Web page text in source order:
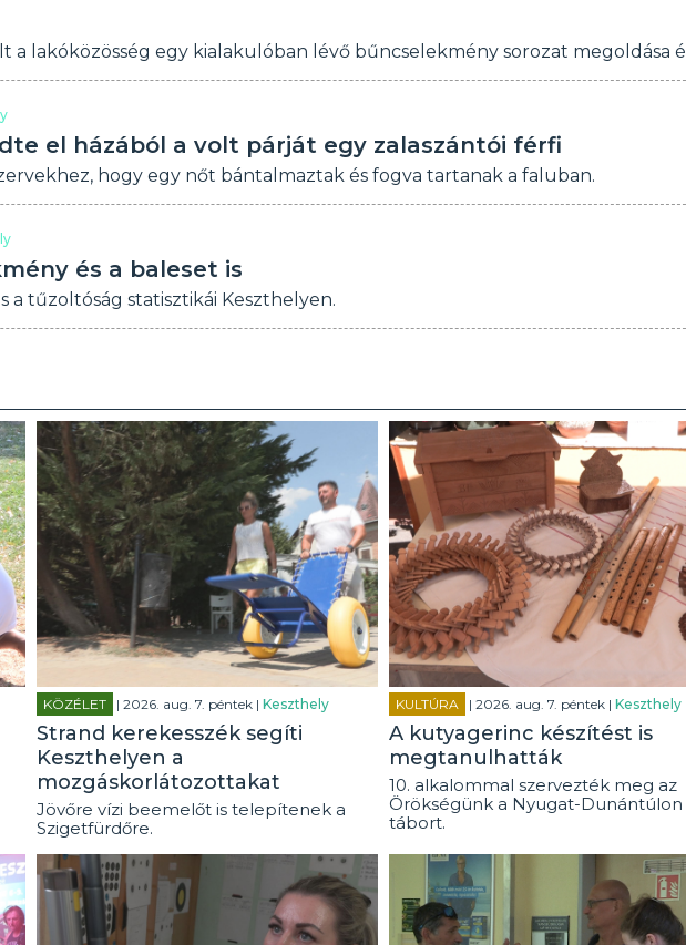
lakóközösség egy kialakulóban lévő bűncselekmény sorozat megoldása é
el házából a volt párját egy zalaszántói férfi
hogy egy nőt bántalmaztak és fogva tartanak a faluban.
és a baleset is
a tűzoltóság statisztikái Keszthelyen.
KÖZÉLET | 2026. aug. 7. péntek | Keszthely
Strand kerekesszék segíti
Keszthelyen a
mozgáskorlátozottakat
Jövőre vízi beemelőt is telepítenek a
Szigetfürdőre.
KULTÚRA | 2026. aug. 7. péntek | Keszthely
A kutyagerinc készítést is
megtanulhatták
10. alkalommal szervezték meg az
Örökségünk a Nyugat-Dunántúlon
tábort.